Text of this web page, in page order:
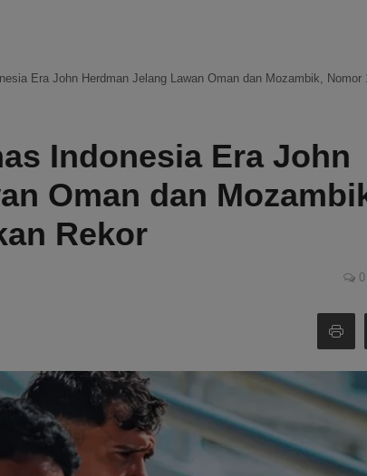
Era John Herdman Jelang Lawan Oman dan Mozambik,
Indonesia Era John
Oman dan
Rekor
0